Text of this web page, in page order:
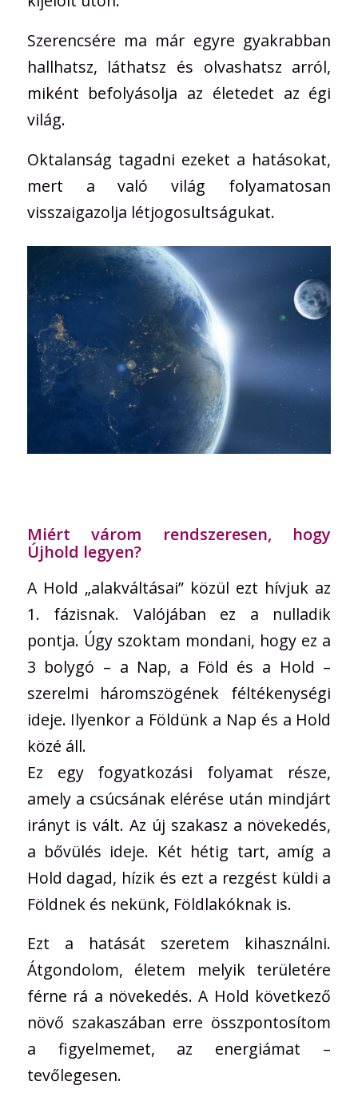
Szerencsére ma már egyre gyakrabban
hallhatsz, láthatsz és olvashatsz arról,
miként befolyásolja az életedet az égi
világ.
Oktalanság tagadni ezeket a hatásokat,
mert a való világ folyamatosan
visszaigazolja létjogosultságukat.
Miért várom rendszeresen, hogy
Újhold legyen?
A Hold „alakváltásai” közül ezt hívjuk az
1. fázisnak. Valójában ez a nulladik
pontja. Úgy szoktam mondani, hogy ez a
3 bolygó – a Nap, a Föld és a Hold –
szerelmi háromszögének féltékenységi
ideje. Ilyenkor a Földünk a Nap és a Hold
közé áll.
Ez egy fogyatkozási folyamat része,
amely a csúcsának elérése után mindjárt
irányt is vált. Az új szakasz a növekedés,
a bővülés ideje. Két hétig tart, amíg a
Hold dagad, hízik és ezt a rezgést küldi a
Földnek és nekünk, Földlakóknak is.
Ezt a hatását szeretem kihasználni.
Átgondolom, életem melyik területére
férne rá a növekedés. A Hold következő
növő szakaszában erre összpontosítom
a figyelmemet, az energiámat –
tevőlegesen.